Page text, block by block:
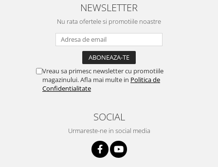
NEWSLETTER
Nu rata ofertele si promotiile noastre
Vreau sa primesc newsletter cu promotiile
magazinului. Afla mai multe in Politica de
Confidentialitate
SOCIAL
Urmareste-ne in social media